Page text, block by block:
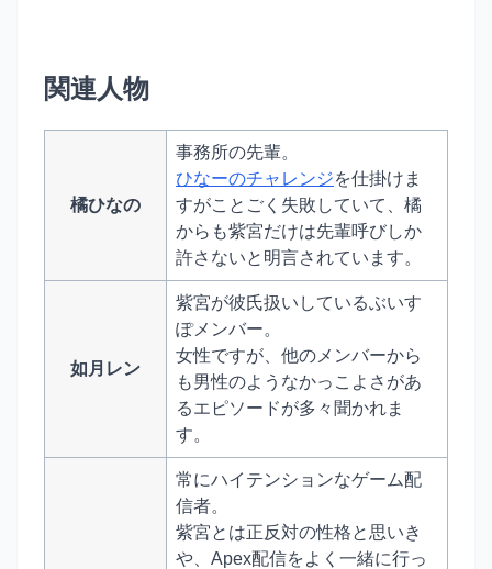
関連人物
橘ひなの
事務所の先輩。
ひなーのチャレンジを仕掛けま
すがことごく失敗していて、橘
からも紫宮だけは先輩呼びしか
許さないと明言されています。
如月レン
紫宮が彼氏扱いしているぶいす
ぽメンバー。
女性ですが、他のメンバーから
も男性のようなかっこよさがあ
るエピソードが多々聞かれま
す。
常にハイテンションなゲーム配
信者。
紫宮とは正反対の性格と思いき
や、Apex配信をよく一緒に行っ